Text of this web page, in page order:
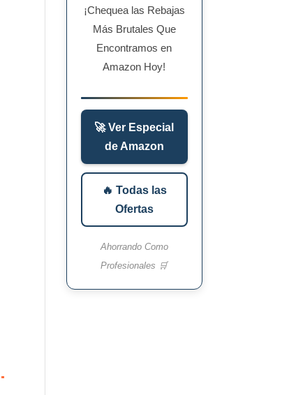
¡Chequea las Rebajas
Más Brutales Que
Encontramos en
Amazon Hoy!
🚀 Ver Especial
de Amazon
🔥 Todas las
Ofertas
Ahorrando Como
Profesionales 🛒